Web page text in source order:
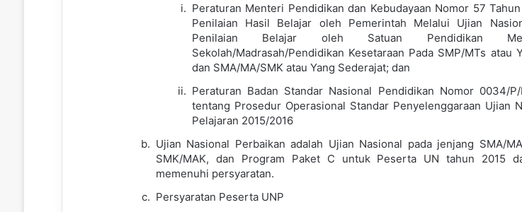
Peraturan Menteri Pendidikan dan Kebudayaan Nomor 57
Penilaian Hasil Belajar oleh Pemerintah Melalui Ujian
Penilaian Belajar oleh Satuan Pendidikan
Sekolah/Madrasah/Pendidikan Kesetaraan Pada SMP/MTs atau
dan SMA/MA/SMK atau Yang Sederajat; dan
Peraturan Badan Standar Nasional Pendidikan Nomor 0034/P/
tentang Prosedur Operasional Standar Penyelenggaraan Ujian
Pelajaran 2015/2016
Ujian Nasional Perbaikan adalah Ujian Nasional pada jenjang SMA/
SMK/MAK, dan Program Paket C untuk Peserta UN tahun 2015
memenuhi persyaratan.
Persyaratan Peserta UNP